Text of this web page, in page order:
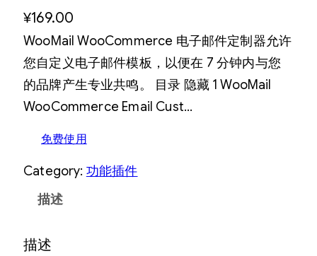
¥169.00
WooMail WooCommerce 电子邮件定制器允许
您自定义电子邮件模板，以便在 7 分钟内与您
的品牌产生专业共鸣。 目录 隐藏 1 WooMail
WooCommerce Email Cust…
免费使用
Category: 功能插件
描述
描述